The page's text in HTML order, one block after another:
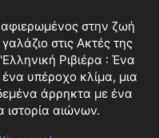
αφιερωμένος στην ζωή
στις Ακτές της
Ριβιέρα : Ένα
υπέροχο κλίμα, μια
άρρηκτα με ένα
ιστορία αιώνων.